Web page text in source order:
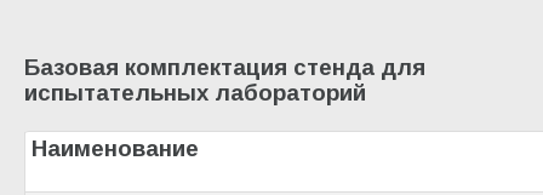
Базовая комплектация стенда для
испытательных лабораторий
Наименование